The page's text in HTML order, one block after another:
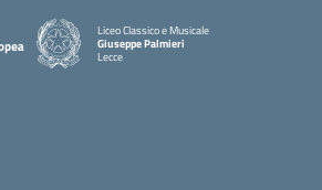
Liceo Classico e Musicale
Giuseppe Palmieri
Lecce